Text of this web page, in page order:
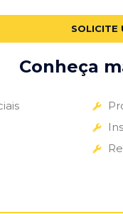
SOLICITE
Conheça